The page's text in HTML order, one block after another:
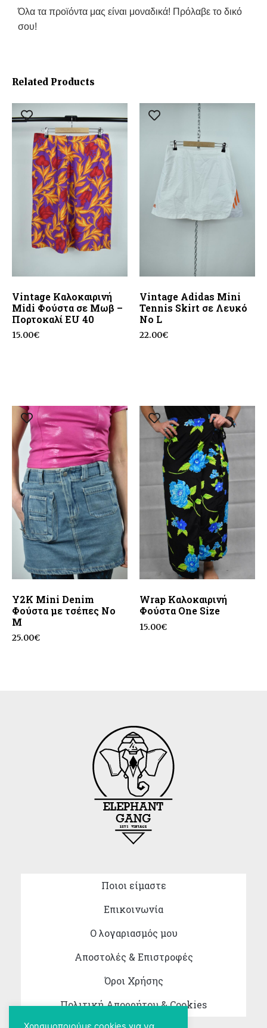
Όλα τα προϊόντα μας είναι μοναδικά! Πρόλαβε το δικό
σου!
Related Products
Vintage Καλοκαιρινή
Midi Φούστα σε Μωβ –
Πορτοκαλί EU 40
15.00€
Vintage Adidas Mini
Tennis Skirt σε Λευκό
Νο L
22.00€
Y2K Mini Denim
Φούστα με τσέπες No
M
25.00€
Wrap Καλοκαιρινή
Φούστα One Size
15.00€
Ποιοι είμαστε
Επικοινωνία
Ο λογαριασμός μου
Αποστολές & Επιστροφές
Όροι Χρήσης
Πολιτική Απορρήτου & Cookies